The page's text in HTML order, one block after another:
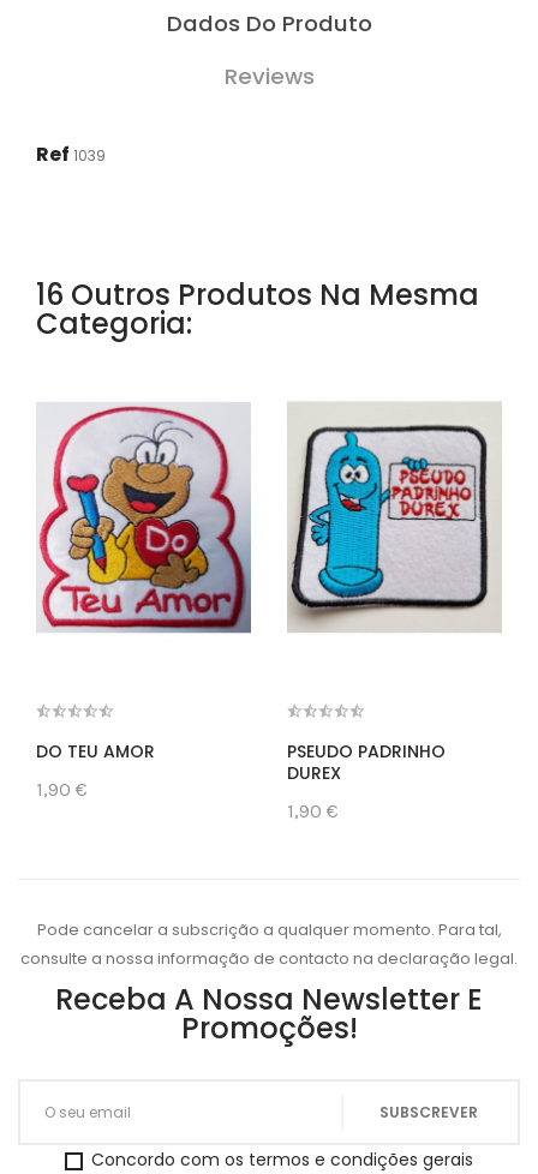
Dados Do Produto
Reviews
Ref 1039
16 Outros Produtos Na Mesma
Categoria:
DO TEU AMOR
1,90 €
PSEUDO PADRINHO
DUREX
1,90 €
Pode cancelar a subscrição a qualquer momento. Para tal,
consulte a nossa informação de contacto na declaração legal.
Receba A Nossa Newsletter E
Promoções!
Concordo com os termos e condições gerais